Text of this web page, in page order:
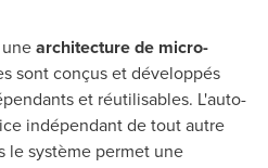
architecture de micro-
sont conçus et développés
et réutilisables. L'auto-
indépendant de tout autre
le système permet une